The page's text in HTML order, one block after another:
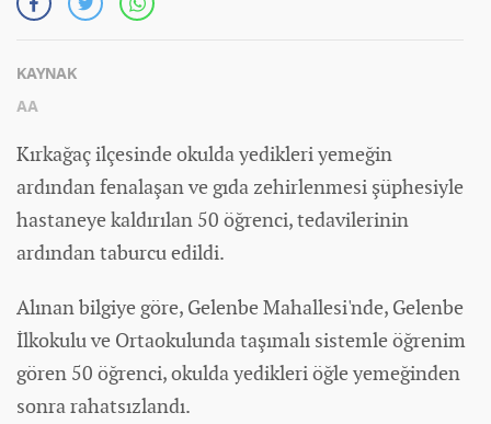
KAYNAK
AA
Kırkağaç ilçesinde okulda yedikleri yemeğin
ardından fenalaşan ve gıda zehirlenmesi şüphesiyle
hastaneye kaldırılan 50 öğrenci, tedavilerinin
ardından taburcu edildi.
Alınan bilgiye göre, Gelenbe Mahallesi'nde, Gelenbe
İlkokulu ve Ortaokulunda taşımalı sistemle öğrenim
gören 50 öğrenci, okulda yedikleri öğle yemeğinden
sonra rahatsızlandı.